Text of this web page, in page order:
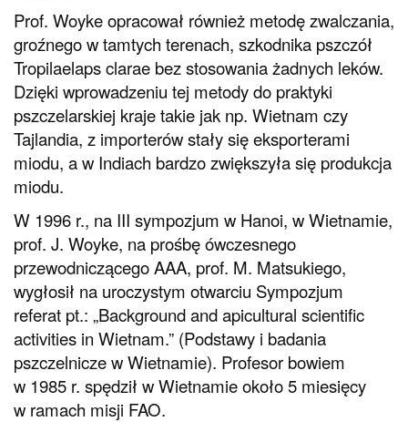
Prof. Woyke opracował również metodę zwalczania,
groźnego w tamtych terenach, szkodnika pszczół
Tropilaelaps clarae bez stosowania żadnych leków.
Dzięki wprowadzeniu tej metody do praktyki
pszczelarskiej kraje takie jak np. Wietnam czy
Tajlandia, z importerów stały się eksporterami
miodu, a w Indiach bardzo zwiększyła się produkcja
miodu.
W 1996 r., na III sympozjum w Hanoi, w Wietnamie,
prof. J. Woyke, na prośbę ówczesnego
przewodniczącego AAA, prof. M. Matsukiego,
wygłosił na uroczystym otwarciu Sympozjum
referat pt.: „Background and apicultural scientific
activities in Wietnam.” (Podstawy i badania
pszczelnicze w Wietnamie). Profesor bowiem
w 1985 r. spędził w Wietnamie około 5 miesięcy
w ramach misji FAO.